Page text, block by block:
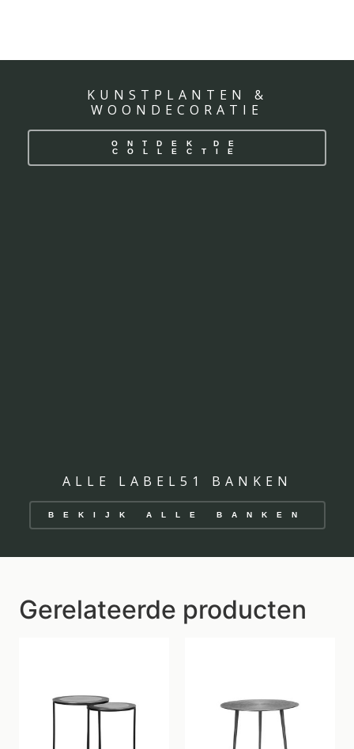
KUNSTPLANTEN &
WOONDECORATIE
ONTDEK DE
COLLECTIE
ALLE LABEL51 BANKEN
BEKIJK ALLE BANKEN
Gerelateerde producten